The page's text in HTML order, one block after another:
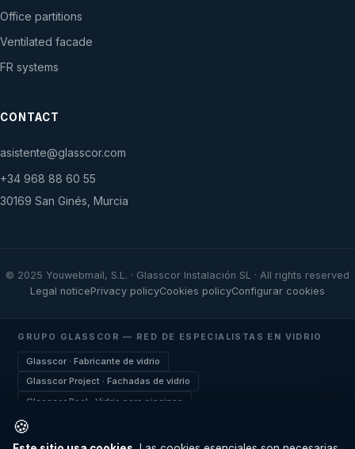
Office partitions
Ventilated facade
FR systems
CONTACT
asistente@glasscor.com
+34 968 88 60 55
30169 San Ginés, Murcia
© 2025 Youwebmail, S.L. · Glasscor Instalación SL · All rights reserved
Legal noticePrivacy policyCookies policyConfigurar cookies
GRUPO GLASSCOR — RED DE ESPECIALISTAS EN VIDRIO
Glasscor · Fabricante de vidrio
Glasscor Project · Fachadas de vidrio
Glasscor Pool · Vidrio para piscinas
Glasscor Pádel · Pistas de pádel
Glasscor Security · Vidrio de seguridad
🍪